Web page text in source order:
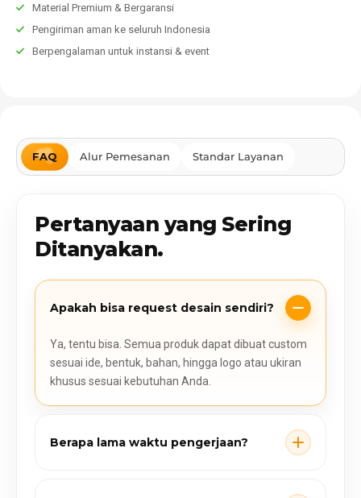
Material Premium & Bergaransi
Pengiriman aman ke seluruh Indonesia
Berpengalaman untuk instansi & event
FAQ Alur Pemesanan Standar Layanan
Pertanyaan yang Sering
Ditanyakan.
Apakah bisa request desain sendiri?
Ya, tentu bisa. Semua produk dapat dibuat custom
sesuai ide, bentuk, bahan, hingga logo atau ukiran
khusus sesuai kebutuhan Anda.
Berapa lama waktu pengerjaan?